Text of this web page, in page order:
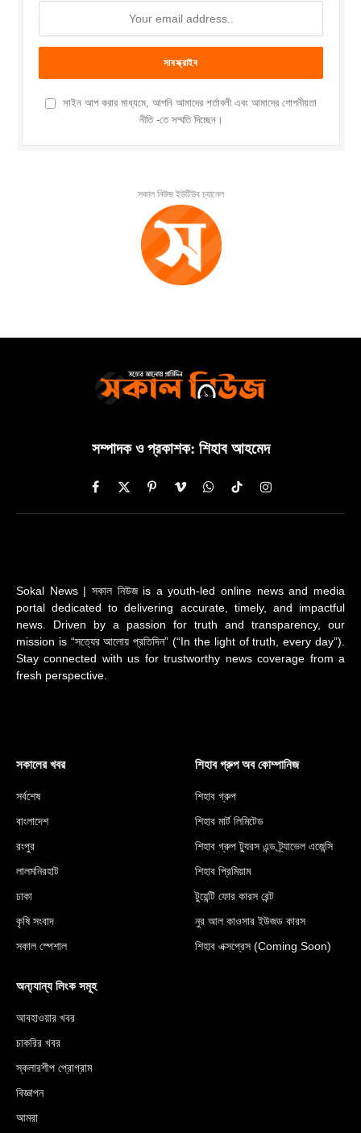
সাইন আপ করার মাধ্যমে, আপনি আমাদের শর্তাবলী এবং আমাদের গোপনীয়তা
নীতি -তে সম্মতি দিচ্ছেন।
সকাল নিউজ ইউটিউব চ্যানেল
সম্পাদক ও প্রকাশক: শিহাব আহমেদ
Facebook
X
(Twitter)
PinterestVimeoWhatsAppTikTokInstagram
Sokal News | সকাল নিউজ is a youth-led online news and media
portal dedicated to delivering accurate, timely, and impactful
news. Driven by a passion for truth and transparency, our
mission is “সত্যের আলোয় প্রতিদিন” (“In the light of truth, every day”).
Stay connected with us for trustworthy news coverage from a
fresh perspective.
সকালের খবর
সর্বশেষ
বাংলাদেশ
রংপুর
লালমনিরহাট
ঢাকা
কৃষি সংবাদ
সকাল স্পেশাল
শিহাব গ্রুপ অব কোম্পানিজ
শিহাব গ্রুপ
শিহাব মার্ট লিমিটেড
শিহাব গ্রুপ ট্যুরস এন্ড ট্র্যাভেল এজেন্সি
শিহাব প্রিমিয়াম
টুয়েন্টি ফোর কারস রেন্ট
নুর আল কাওসার ইউজড কারস
শিহাব এক্সপ্রেস (Coming Soon)
অন্য্যান্য লিংক সমূহ
আবহাওয়ার খবর
চাকরির খবর
স্কলারশীপ প্রোগ্রাম
বিজ্ঞাপন
আমরা